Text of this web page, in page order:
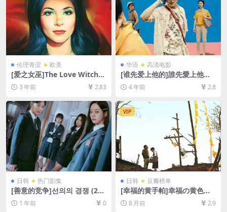
伦理青涩 欧美
[爱之女巫]The Love Witch
(2016)[百度网盘+夸克网盘10
80P超清未删减资源][网盘在
线播放/下载][MP4/7.3GB][中
英字幕]
3 年前 2.83
华语 高清电影
[谁先爱上他的]誰先愛上他的
(2018)[百度网盘+夸克网盘
+迅雷云盘资源1080P超清未
删减][MP4/6.4GB][中文字幕]
4 年前 2.8
日韩 热门剧集
[善意的竞争]선의의 경쟁 (202
5)[百度网盘+夸克网盘1080P
超清未删减资源][网盘在线播
1 年前 0
VIP
日韩 豆瓣榜单
[幸福的黄手帕]幸福の黄色い
ハンカチ (1977)[百度网盘+夸
克网盘1080P超清未删减资源]
8 月前 2.9